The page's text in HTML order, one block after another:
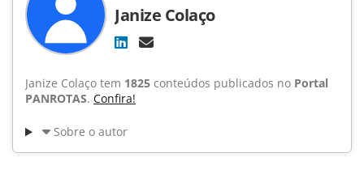
Janize Colaço
Janize Colaço tem 1825 conteúdos publicados no Portal
PANROTAS. Confira!
Sobre o autor